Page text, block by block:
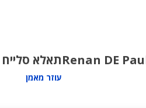
Renan DEתאלא סלייח
עוזר מאמן